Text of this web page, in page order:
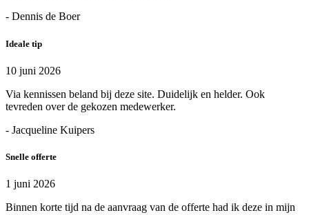
- Dennis de Boer
Ideale tip
10 juni 2026
Via kennissen beland bij deze site. Duidelijk en helder. Ook
tevreden over de gekozen medewerker.
- Jacqueline Kuipers
Snelle offerte
1 juni 2026
Binnen korte tijd na de aanvraag van de offerte had ik deze in mijn